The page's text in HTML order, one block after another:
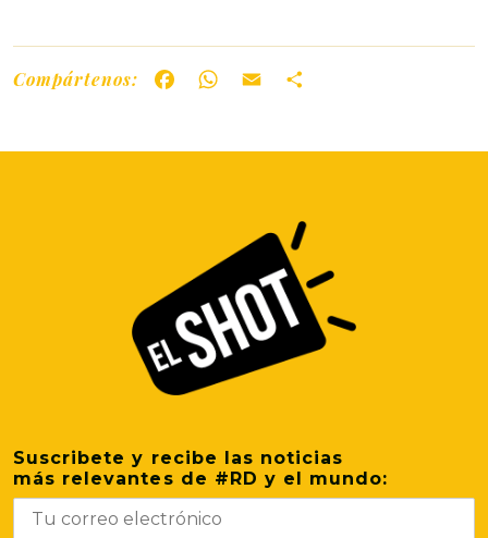
Compártenos: FacebookWhatsApp
Email
Suscribete y recibe las noticias
más relevantes de #RD y el mundo: